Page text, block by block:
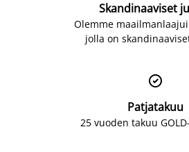
Skandinaaviset
Olemme
jolla on

Patjatakuu
25 vuoden takuu